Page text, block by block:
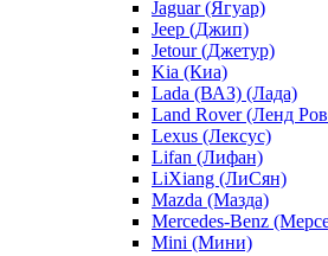
Jaguar (Ягуар)
Jeep (Джип)
Jetour (Джетур)
Kia (Киа)
Lada (ВАЗ) (Лада)
Land Rover (Ленд
Lexus (Лексус)
Lifan (Лифан)
LiXiang (ЛиСян)
Mazda (Мазда)
Mercedes-Benz
Mini (Мини)